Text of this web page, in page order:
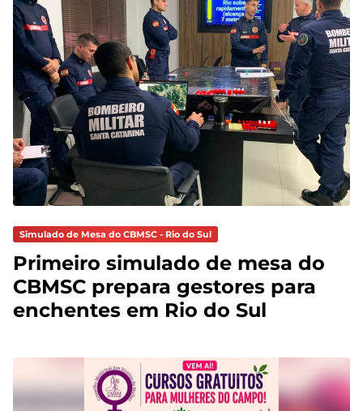
Simulado de Mesa do CBMSC - Rio do Sul
Primeiro simulado de mesa do
CBMSC prepara gestores para
enchentes em Rio do Sul